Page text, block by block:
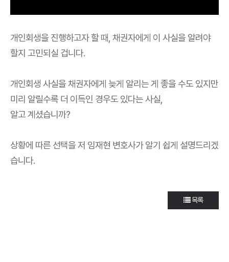
개인회생을 진행하고자 할 때, 채권자에게 이 사실을 알려야
할지 고민되실 겁니다.
개인회생 사실을 채권자에게 늦게 알리는 게 좋을 수도 있지만
미리 알릴수록 더 이득인 경우도 있다는 사실,
알고 계셨습니까?
상황에 따른 선택을 저 임재현 변호사가 알기 쉽게 설명드리겠
습니다.
목록